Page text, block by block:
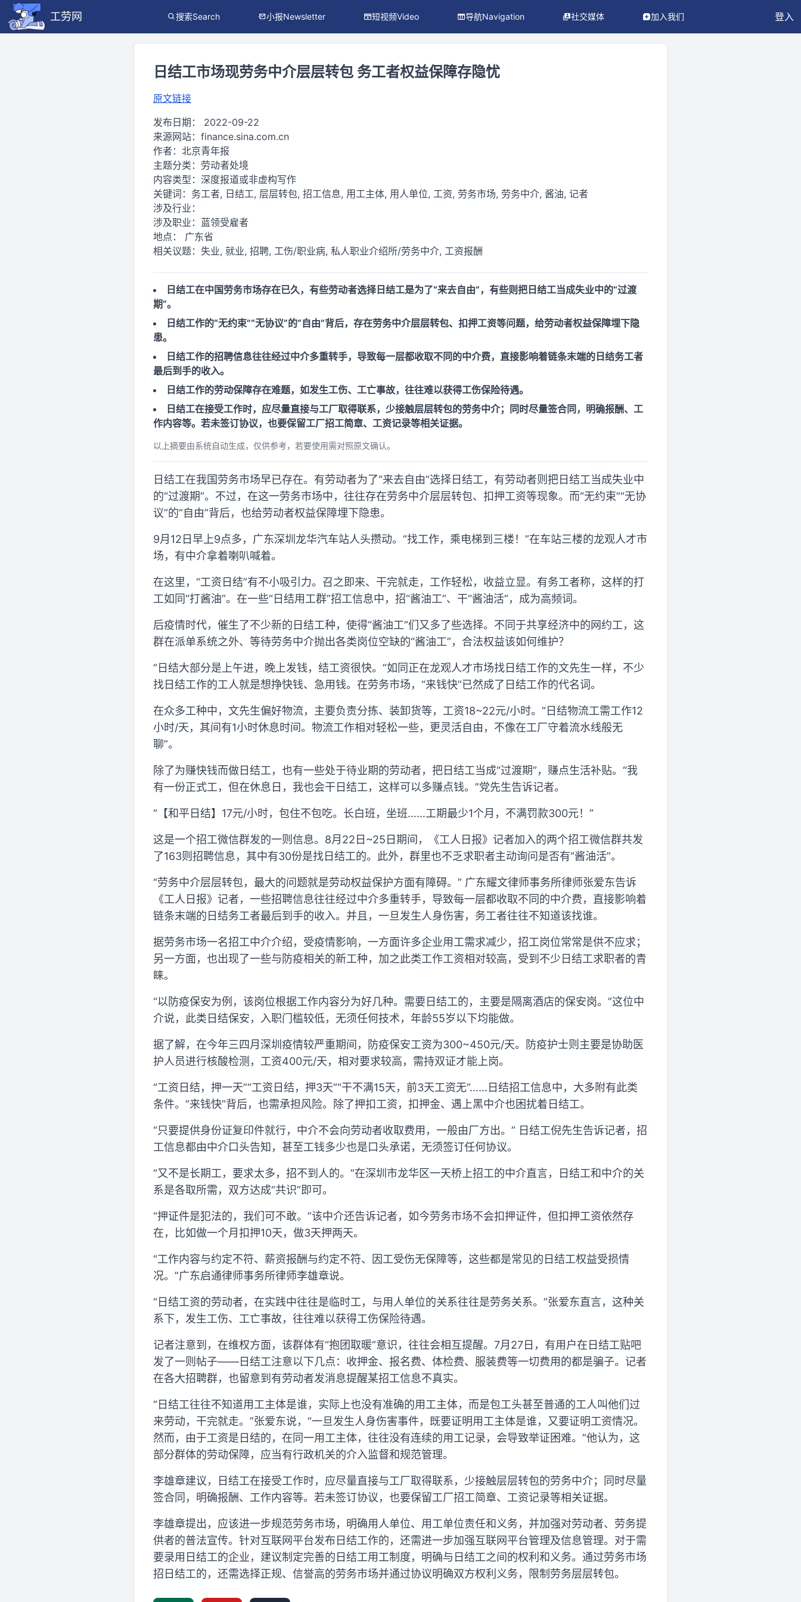
工劳网 搜索Search 小报Newsletter 短视频Video 导航Navigation 社交媒体 加入我们 登入
日结工市场现劳务中介层层转包 务工者权益保障存隐忧
原文链接
发布日期： 2022-09-22
来源网站： finance.sina.com.cn
作者： 北京青年报
主题分类： 劳动者处境
内容类型： 深度报道或非虚构写作
关键词： 务工者, 日结工, 层层转包, 招工信息, 用工主体, 用人单位, 工资, 劳务市场, 劳务中介, 酱油, 记者
涉及行业：
涉及职业： 蓝领受雇者
地点： 广东省
相关议题： 失业, 就业, 招聘, 工伤/职业病, 私人职业介绍所/劳务中介, 工资报酬
日结工在中国劳务市场存在已久，有些劳动者选择日结工是为了“来去自由”，有些则把日结工当成失业中的“过渡
期”。
日结工作的“无约束”“无协议”的“自由”背后，存在劳务中介层层转包、扣押工资等问题，给劳动者权益保障埋下隐
患。
日结工作的招聘信息往往经过中介多重转手，导致每一层都收取不同的中介费，直接影响着链条末端的日结务工者
最后到手的收入。
日结工作的劳动保障存在难题，如发生工伤、工亡事故，往往难以获得工伤保险待遇。
日结工在接受工作时，应尽量直接与工厂取得联系，少接触层层转包的劳务中介；同时尽量签合同，明确报酬、工
作内容等。若未签订协议，也要保留工厂招工简章、工资记录等相关证据。
以上摘要由系统自动生成，仅供参考，若要使用需对照原文确认。
日结工在我国劳务市场早已存在。有劳动者为了“来去自由”选择日结工，有劳动者则把日结工当成失业中
的“过渡期”。不过，在这一劳务市场中，往往存在劳务中介层层转包、扣押工资等现象。而“无约束”“无协
议”的“自由”背后，也给劳动者权益保障埋下隐患。
9月12日早上9点多，广东深圳龙华汽车站人头攒动。“找工作，乘电梯到三楼！”在车站三楼的龙观人才市
场，有中介拿着喇叭喊着。
在这里，“工资日结”有不小吸引力。召之即来、干完就走，工作轻松，收益立显。有务工者称，这样的打
工如同“打酱油”。在一些“日结用工群”招工信息中，招“酱油工”、干“酱油活”，成为高频词。
后疫情时代，催生了不少新的日结工种，使得“酱油工”们又多了些选择。不同于共享经济中的网约工，这
群在派单系统之外、等待劳务中介抛出各类岗位空缺的“酱油工”，合法权益该如何维护？
“日结大部分是上午进，晚上发钱，结工资很快。”如同正在龙观人才市场找日结工作的文先生一样，不少
找日结工作的工人就是想挣快钱、急用钱。在劳务市场，“来钱快”已然成了日结工作的代名词。
在众多工种中，文先生偏好物流，主要负责分拣、装卸货等，工资18~22元/小时。“日结物流工需工作12
小时/天，其间有1小时休息时间。物流工作相对轻松一些，更灵活自由，不像在工厂守着流水线般无
聊”。
除了为赚快钱而做日结工，也有一些处于待业期的劳动者，把日结工当成“过渡期”，赚点生活补贴。“我
有一份正式工，但在休息日，我也会干日结工，这样可以多赚点钱。”党先生告诉记者。
“【和平日结】17元/小时，包住不包吃。长白班，坐班……工期最少1个月，不满罚款300元！”
这是一个招工微信群发的一则信息。8月22日~25日期间，《工人日报》记者加入的两个招工微信群共发
了163则招聘信息，其中有30份是找日结工的。此外，群里也不乏求职者主动询问是否有“酱油活”。
“劳务中介层层转包，最大的问题就是劳动权益保护方面有障碍。” 广东耀文律师事务所律师张爱东告诉
《工人日报》记者，一些招聘信息往往经过中介多重转手，导致每一层都收取不同的中介费，直接影响着
链条末端的日结务工者最后到手的收入。并且，一旦发生人身伤害，务工者往往不知道该找谁。
据劳务市场一名招工中介介绍，受疫情影响，一方面许多企业用工需求减少，招工岗位常常是供不应求；
另一方面，也出现了一些与防疫相关的新工种，加之此类工作工资相对较高，受到不少日结工求职者的青
睐。
“以防疫保安为例，该岗位根据工作内容分为好几种。需要日结工的，主要是隔离酒店的保安岗。”这位中
介说，此类日结保安，入职门槛较低，无须任何技术，年龄55岁以下均能做。
据了解，在今年三四月深圳疫情较严重期间，防疫保安工资为300~450元/天。防疫护士则主要是协助医
护人员进行核酸检测，工资400元/天，相对要求较高，需持双证才能上岗。
“工资日结，押一天”“工资日结，押3天”“干不满15天，前3天工资无”……日结招工信息中，大多附有此类
条件。“来钱快”背后，也需承担风险。除了押扣工资，扣押金、遇上黑中介也困扰着日结工。
“只要提供身份证复印件就行，中介不会向劳动者收取费用，一般由厂方出。” 日结工倪先生告诉记者，招
工信息都由中介口头告知，甚至工钱多少也是口头承诺，无须签订任何协议。
“又不是长期工，要求太多，招不到人的。”在深圳市龙华区一天桥上招工的中介直言，日结工和中介的关
系是各取所需，双方达成“共识”即可。
“押证件是犯法的，我们可不敢。”该中介还告诉记者，如今劳务市场不会扣押证件，但扣押工资依然存
在，比如做一个月扣押10天，做3天押两天。
“工作内容与约定不符、薪资报酬与约定不符、因工受伤无保障等，这些都是常见的日结工权益受损情
况。”广东启通律师事务所律师李雄章说。
“日结工资的劳动者，在实践中往往是临时工，与用人单位的关系往往是劳务关系。”张爱东直言，这种关
系下，发生工伤、工亡事故，往往难以获得工伤保险待遇。
记者注意到，在维权方面，该群体有“抱团取暖”意识，往往会相互提醒。7月27日，有用户在日结工贴吧
发了一则帖子——日结工注意以下几点：收押金、报名费、体检费、服装费等一切费用的都是骗子。记者
在各大招聘群，也留意到有劳动者发消息提醒某招工信息不真实。
“日结工往往不知道用工主体是谁，实际上也没有准确的用工主体，而是包工头甚至普通的工人叫他们过
来劳动，干完就走。”张爱东说，“一旦发生人身伤害事件，既要证明用工主体是谁，又要证明工资情况。
然而，由于工资是日结的，在同一用工主体，往往没有连续的用工记录，会导致举证困难。”他认为，这
部分群体的劳动保障，应当有行政机关的介入监督和规范管理。
李雄章建议，日结工在接受工作时，应尽量直接与工厂取得联系，少接触层层转包的劳务中介；同时尽量
签合同，明确报酬、工作内容等。若未签订协议，也要保留工厂招工简章、工资记录等相关证据。
李雄章提出，应该进一步规范劳务市场，明确用人单位、用工单位责任和义务，并加强对劳动者、劳务提
供者的普法宣传。针对互联网平台发布日结工作的，还需进一步加强互联网平台管理及信息管理。对于需
要录用日结工的企业，建议制定完善的日结工用工制度，明确与日结工之间的权利和义务。通过劳务市场
招日结工的，还需选择正规、信誉高的劳务市场并通过协议明确双方权利义务，限制劳务层层转包。